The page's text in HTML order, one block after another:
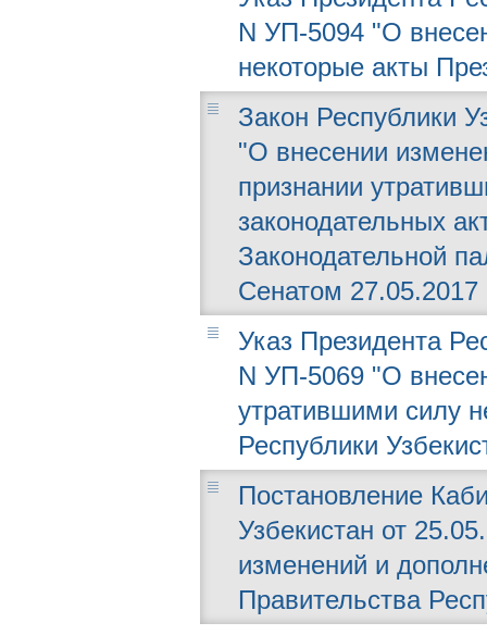
N УП-5094 "О
некоторые акты
Закон Республики
"О внесении
признании
законодательных
Законодательной
Сенатом 27.05.2017
Указ Президента
N УП-5069 "О
утратившими силу
Республики
Постановление
Узбекистан от
изменений и
Правительства